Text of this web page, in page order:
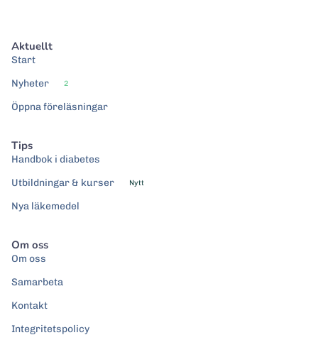
Aktuellt
Start
Nyheter
2
Öppna föreläsningar
Tips
Handbok i diabetes
Utbildningar & kurser
Nytt
Nya läkemedel
Om oss
Om oss
Samarbeta
Kontakt
Integritetspolicy